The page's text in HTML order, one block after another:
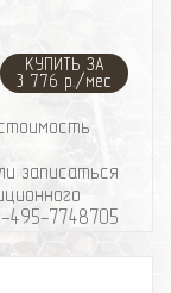
КУПИТЬ ЗА
3 776 р./мес
записаться
495-7748705